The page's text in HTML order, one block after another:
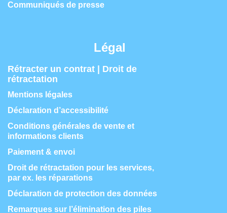
Communiqués de presse
Légal
Rétracter un contrat | Droit de
rétractation
Mentions légales
Déclaration d’accessibilité
Conditions générales de vente et
informations clients
Paiement & envoi
Droit de rétractation pour les services,
par ex. les réparations
Déclaration de protection des données
Remarques sur l’élimination des piles